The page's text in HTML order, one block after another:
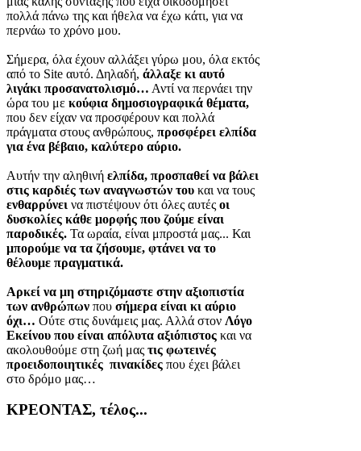
πολλά πάνω της και ήθελα να έχω κάτι, για να
περνάω το χρόνο μου.
Σήμερα, όλα έχουν αλλάξει γύρω μου, όλα εκτός
από το Site αυτό. Δηλαδή, άλλαξε κι αυτό
λιγάκι προσανατολισμό… Αντί να περνάει την
ώρα του με κούφια δημοσιογραφικά θέματα,
που δεν είχαν να προσφέρουν και πολλά
πράγματα στους ανθρώπους, προσφέρει ελπίδα
για ένα βέβαιο, καλύτερο αύριο.
Αυτήν την αληθινή ελπίδα, προσπαθεί να βάλει
στις καρδιές των αναγνωστών του και να τους
ενθαρρύνει να πιστέψουν ότι όλες αυτές οι
δυσκολίες κάθε μορφής που ζούμε είναι
παροδικές. Τα ωραία, είναι μπροστά μας... Και
μπορούμε να τα ζήσουμε, φτάνει να το
θέλουμε πραγματικά.
Αρκεί να μη στηριζόμαστε στην αξιοπιστία
των ανθρώπων που σήμερα είναι κι αύριο
όχι… Ούτε στις δυνάμεις μας. Αλλά στον Λόγο
Εκείνου που είναι απόλυτα αξιόπιστος και να
ακολουθούμε στη ζωή μας τις φωτεινές
προειδοποιητικές πινακίδες που έχει βάλει
στο δρόμο μας…
ΚΡΕΟΝΤΑΣ, τέλος...